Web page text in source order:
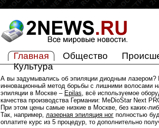
Главная Общество
Культура
А вы задумывались об эпиляции диодным лазером?
инновационный метод борьбы с лишними волосами
эпиляции в Москве – Epilas, всё используемое
качества производства Германии: MeDioStar Next
При этом цены самые низкие в Москве, без каких-
Так, например, лазерная эпиляция ног полностью
оплатите курс из 5 процедур, то дополнительно